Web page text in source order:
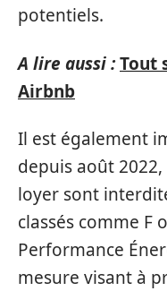
potentiels.
A lire aussi :Tout
Airbnb
Il est également
depuis août
loyer sont
classés comme F
Performance
mesure visant à